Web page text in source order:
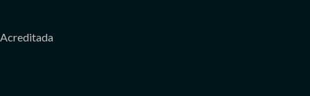
Acreditada